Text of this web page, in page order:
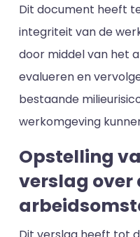
Dit document heeft
integriteit van de
door middel van het
evalueren en
bestaande
werkomgeving
Opstelling
verslag over